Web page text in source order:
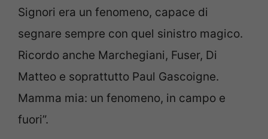
Signori era un fenomeno, capace di
segnare sempre con quel sinistro magico.
Ricordo anche Marchegiani, Fuser, Di
Matteo e soprattutto Paul Gascoigne.
Mamma mia: un fenomeno, in campo e
fuori”.